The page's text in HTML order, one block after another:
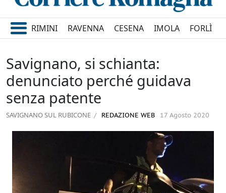
RIMINI RAVENNA CESENA IMOLA FORLÌ
Savignano, si schianta:
denunciato perché guidava
senza patente
SAVIGNANO SUL RUBICONE REDAZIONE WEB 17 Agosto 2020